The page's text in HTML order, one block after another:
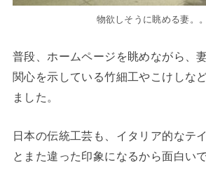
物欲しそうに眺める妻。。
普段、ホームページを眺めながら、
関心を示している竹細工やこけしな
ました。
日本の伝統工芸も、イタリア的なテ
とまた違った印象になるから面白いで